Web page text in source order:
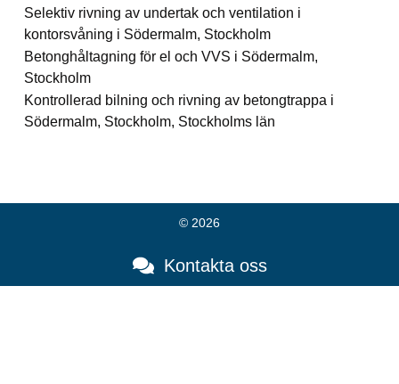
Selektiv rivning av undertak och ventilation i
kontorsvåning i Södermalm, Stockholm
Betonghåltagning för el och VVS i Södermalm,
Stockholm
Kontrollerad bilning och rivning av betongtrappa i
Södermalm, Stockholm, Stockholms län
© 2026
Kontakta oss